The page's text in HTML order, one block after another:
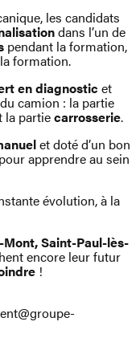
les candidats
dans l’un de
pendant la formation,
formation.
en diagnostic et
camion : la partie
la partiecarrosserie.
et doté d’un bon
apprendre au sein
évolution, à la
Saint-Paul-lès-
encore leur futur
!